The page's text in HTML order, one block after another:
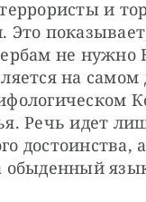
и
Это
не нужно
на
Речь идет
достоинства,
обыденный